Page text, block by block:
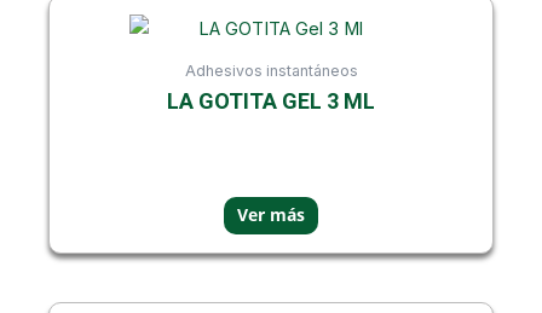
Adhesivos instantáneos
LA GOTITA GEL 3 ML